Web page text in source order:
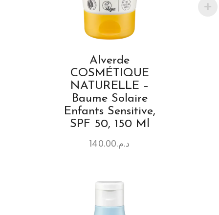
Alverde
COSMÉTIQUE
NATURELLE –
Baume Solaire
Enfants Sensitive,
SPF 50, 150 Ml
د.م.140.00